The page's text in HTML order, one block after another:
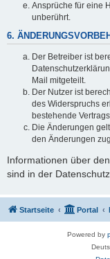
Ansprüche für eine
unberührt.
6.
Der Betreiber ist
Mail mitgeteilt.
Der Nutzer ist
des Widerspruchs
bestehende
Die Änderungen
den Änderungen
Informationen über
sind in der
Startseite Portal
Powered by